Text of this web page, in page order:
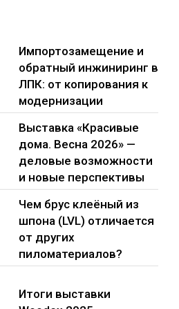
Импортозамещение и
обратный инжиниринг в
ЛПК: от копирования к
модернизации
Выставка «Красивые
дома. Весна 2026» —
деловые возможности
и новые перспективы
Чем брус клеёный из
шпона (LVL) отличается
от других
пиломатериалов?
Итоги выставки